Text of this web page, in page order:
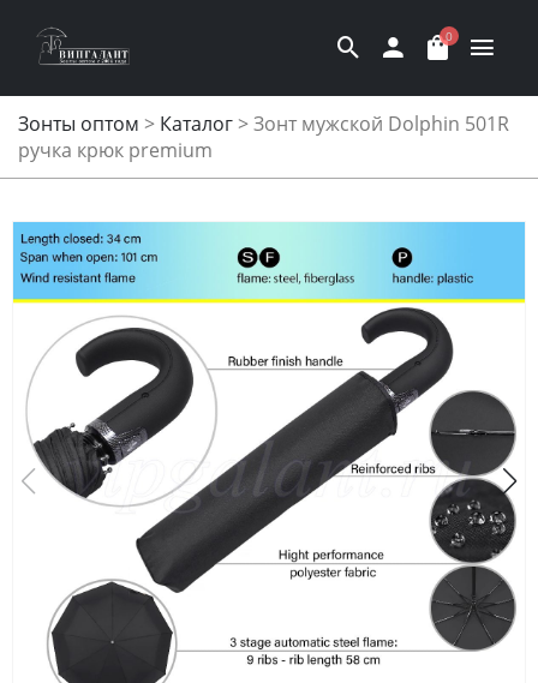
0
Зонты оптом > Каталог>Зонт мужской Dolphin 501R
ручка крюк premium